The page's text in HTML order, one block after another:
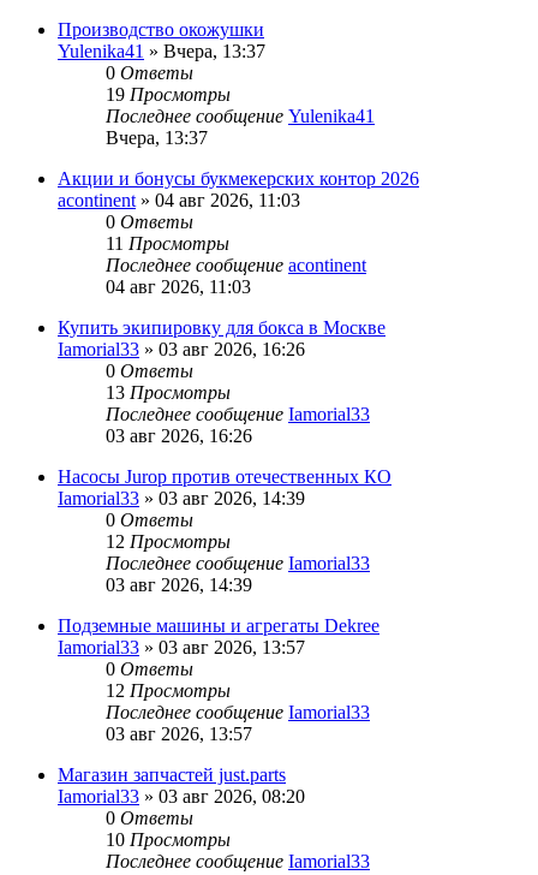
Производство окожушки
Yulenika41 » Вчера, 13:37
0 Ответы
19 Просмотры
Последнее сообщение Yulenika41
Вчера, 13:37
Акции и бонусы букмекерских контор 2026
acontinent » 04 авг 2026, 11:03
0 Ответы
11 Просмотры
Последнее сообщение acontinent
04 авг 2026, 11:03
Купить экипировку для бокса в Москве
Iamorial33 » 03 авг 2026, 16:26
0 Ответы
13 Просмотры
Последнее сообщение Iamorial33
03 авг 2026, 16:26
Насосы Jurop против отечественных КО
Iamorial33 » 03 авг 2026, 14:39
0 Ответы
12 Просмотры
Последнее сообщение Iamorial33
03 авг 2026, 14:39
Подземные машины и агрегаты Dekree
Iamorial33 » 03 авг 2026, 13:57
0 Ответы
12 Просмотры
Последнее сообщение Iamorial33
03 авг 2026, 13:57
Магазин запчастей just.parts
Iamorial33 » 03 авг 2026, 08:20
0 Ответы
10 Просмотры
Последнее сообщение Iamorial33